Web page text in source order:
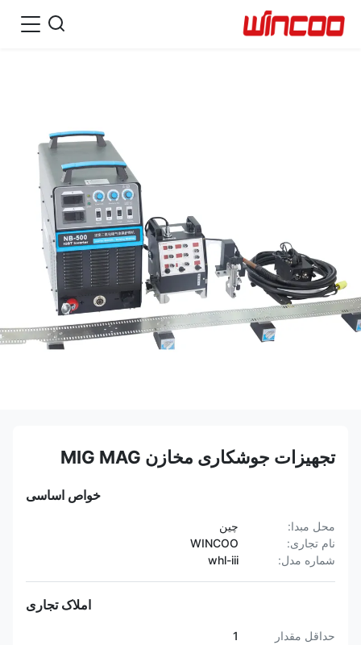
تجهیزات جوشکاری مخازن MIG MAG
خواص اساسی
محل مبدا:
چین
نام تجاری:
WINCOO
شماره مدل:
whl-iii
املاک تجاری
حداقل مقدار
1